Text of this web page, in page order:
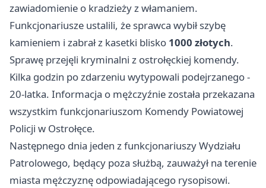
zawiadomienie o kradzieży z włamaniem.
Funkcjonariusze ustalili, że sprawca wybił szybę
kamieniem i zabrał z kasetki blisko 1000 złotych.
Sprawę przejęli kryminalni z ostrołęckiej komendy.
Kilka godzin po zdarzeniu wytypowali podejrzanego -
20-latka. Informacja o mężczyźnie została przekazana
wszystkim funkcjonariuszom Komendy Powiatowej
Policji w Ostrołęce.
Następnego dnia jeden z funkcjonariuszy Wydziału
Patrolowego, będący poza służbą, zauważył na terenie
miasta mężczyznę odpowiadającego rysopisowi.